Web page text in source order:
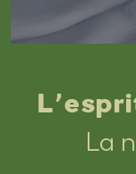
La